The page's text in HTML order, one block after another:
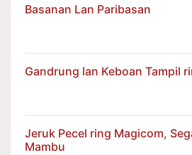
Basanan Lan Paribasan
Gandrung lan Keboan Tampil
Jeruk Pecel ring Magicom,
Mambu